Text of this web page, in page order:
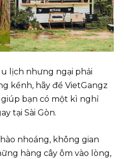
lịch nhưng ngại phải
kềnh, hãy để VietGangz
bạn có một kì nghỉ
tại Sài Gòn.
nhoáng, không gian
hàng cây ôm vào lòng,